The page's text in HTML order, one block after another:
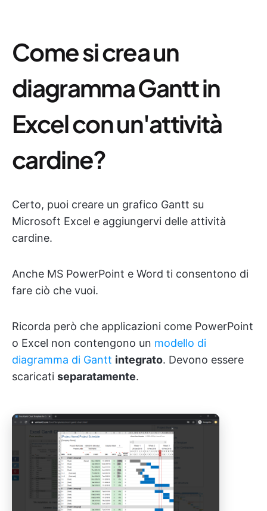
Come si crea un
diagramma Gantt in
Excel con un'attività
cardine?
Certo, puoi creare un grafico Gantt su
Microsoft Excel e aggiungervi delle attività
cardine.
Anche MS PowerPoint e Word ti consentono di
fare ciò che vuoi.
Ricorda però che applicazioni come PowerPoint
o Excel non contengono un modello di
diagramma di Gantt integrato. Devono essere
scaricati separatamente.